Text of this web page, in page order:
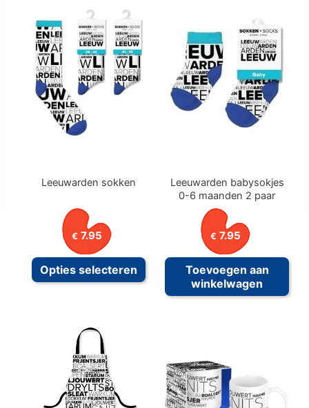
Leeuwarden sokken
€ 7.95
Opties selecteren
Dit
product
heeft
optie
Leeuwarden babysokjes
0-6 maanden 2 paar
€ 7.95
Toevoegen aan
winkelwagen